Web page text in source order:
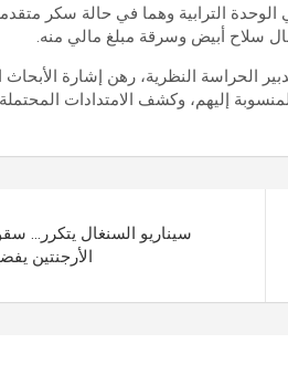
الترابية وهما في حالة سكر
سلاح أبيض وسرقة مبلغ مالي منه.
الحراسة النظرية، رهن إشارة
إليهم، وكشف الامتدادات
سيناريو السنغال يتكرر…
الأرجنتين